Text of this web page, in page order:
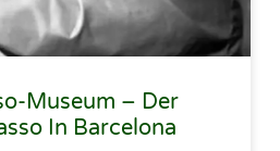
Museum – Der
In Barcelona